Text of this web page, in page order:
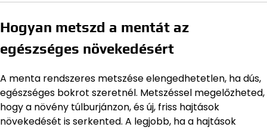
Hogyan metszd a mentát az
egészséges növekedésért
A menta rendszeres metszése elengedhetetlen, ha dús,
egészséges bokrot szeretnél. Metszéssel megelőzheted,
hogy a növény túlburjánzon, és új, friss hajtások
növekedését is serkented. A legjobb, ha a hajtások